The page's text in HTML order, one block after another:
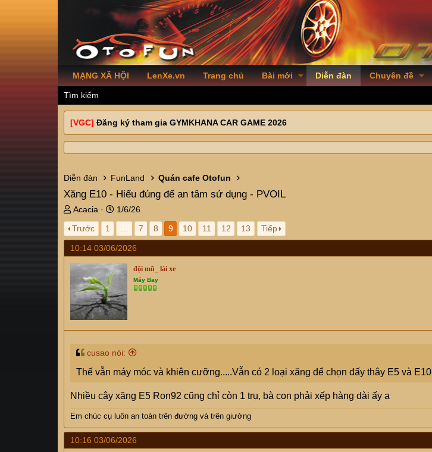
MẠNG XÃ HỘI LenXe.vn Trang chủ Bài mới Diễn đàn Chuyên đề
Tìm kiếm
[VGC] Đăng ký tham gia GYMKHANA CAR GAME 2026
Diễn đàn FunLand Quán cafe Otofun
Xăng E10 - Hiểu đúng để an tâm sử dụng - PVOIL
T
h
r
e
a
d
a
r
t
e
Acacia
N
g
y
g
ử
i
1/6/26
Trước
1 7 8 9 10 11 12 13 Tiếp
10:14 03/06/2026
đội mũ_ lái xe
Máy Bay
cusao nói:
Thế vẫn máy móc và khiên cưỡng.....Vẫn có 2 loại xăng để chọn đấy thây E5 và E10
Nhiều cây xăng E5 Ron92 cũng chỉ còn 1 trụ, bà con phải xếp hàng dài ấy ạ
Em chúc cụ luôn an toàn trên đường và trên giường
10:16 03/06/2026